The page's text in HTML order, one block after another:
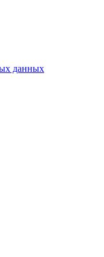
данных